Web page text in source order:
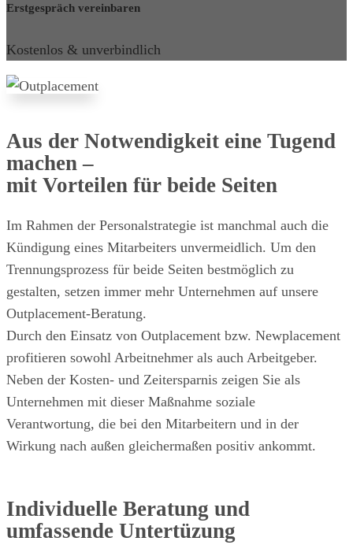
Erstgespräch vereinbaren
Kostenlos & unverbindlich
Aus der Notwendigkeit eine Tugend
machen –
mit Vorteilen für beide Seiten
Im Rahmen der Personalstrategie ist manchmal auch die
Kündigung eines Mitarbeiters unvermeidlich. Um den
Trennungsprozess für beide Seiten bestmöglich zu
gestalten, setzen immer mehr Unternehmen auf unsere
Outplacement-Beratung.
Durch den Einsatz von Outplacement bzw. Newplacement
profitieren sowohl Arbeitnehmer als auch Arbeitgeber.
Neben der Kosten- und Zeitersparnis zeigen Sie als
Unternehmen mit dieser Maßnahme soziale
Verantwortung, die bei den Mitarbeitern und in der
Wirkung nach außen gleichermaßen positiv ankommt.
Individuelle Beratung und
umfassende Untertüzung